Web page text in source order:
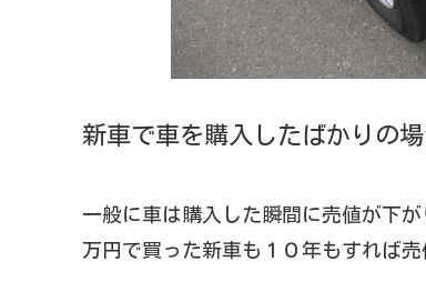
新車で車を購入したばかりの
一般に車は購入した瞬間に売値が下
万円で買った新車も１０年もすれば